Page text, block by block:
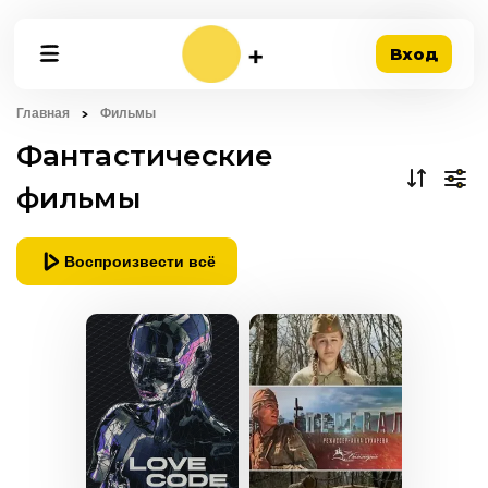
Вход
Главная Фильмы
Фантастические
фильмы
Воспроизвести всё